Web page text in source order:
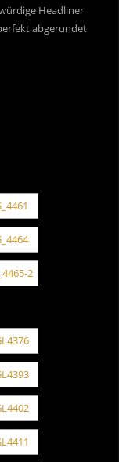
Headliner
abgerundet